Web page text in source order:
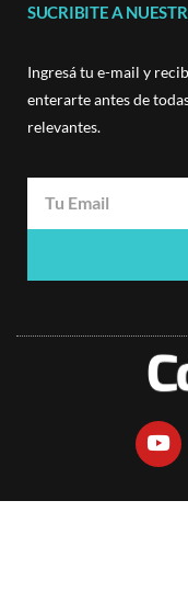
SUCRIBITE A
Ingresá tu e-mail y
enterarte antes de
relevantes.